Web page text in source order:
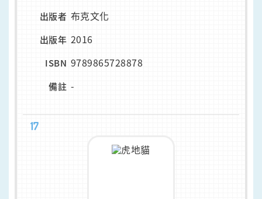
出版者 布克文化
出版年 2016
ISBN 9789865728878
備註 -
17